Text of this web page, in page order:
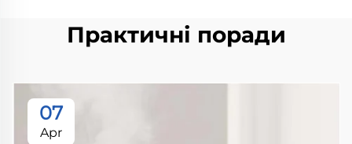
Практичні поради
07
Apr